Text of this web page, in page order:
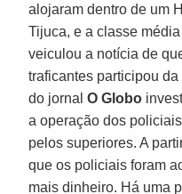
alojaram dentro de um
Tijuca, e a classe
veiculou a notícia de
traficantes participou
do jornalO Globo
a operação dos
pelos superiores. A
que os policiais foram
mais dinheiro. Há uma